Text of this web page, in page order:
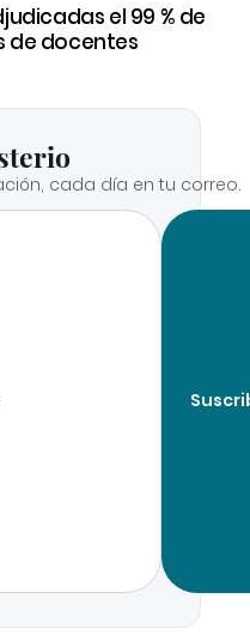
el 99 % de
de docentes
cada día en tu correo.